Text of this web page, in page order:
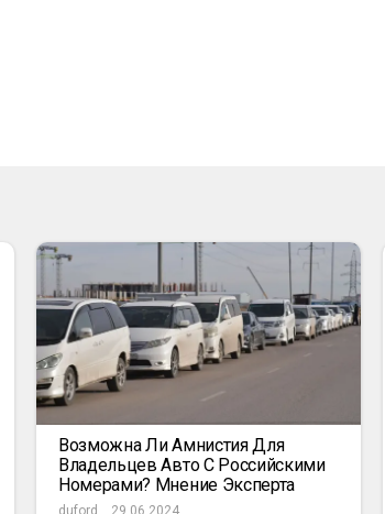
Возможна Ли Амнистия Для
Владельцев Авто С Российскими
Номерами? Мнение Эксперта
duford 29.06.2024